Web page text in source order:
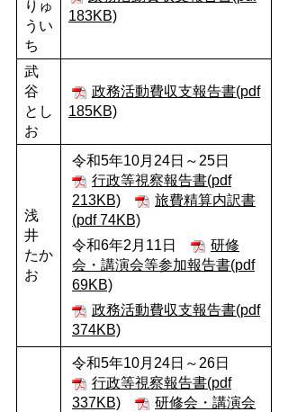
りゅ
うい
ち
183KB)
武
谷
とし
お
政務活動費収支報告書(pdf
185KB)
浅
井
たか
お
令和5年10月24日～25日
行政等視察報告書(pdf
213KB)
旅費精算内訳書
(pdf 74KB)
令和6年2月11日
研修
会・講演会等参加報告書(pdf
69KB)
政務活動費収支報告書(pdf
374KB)
令和5年10月24日～26日
行政等視察報告書(pdf
337KB)
研修会・講演会